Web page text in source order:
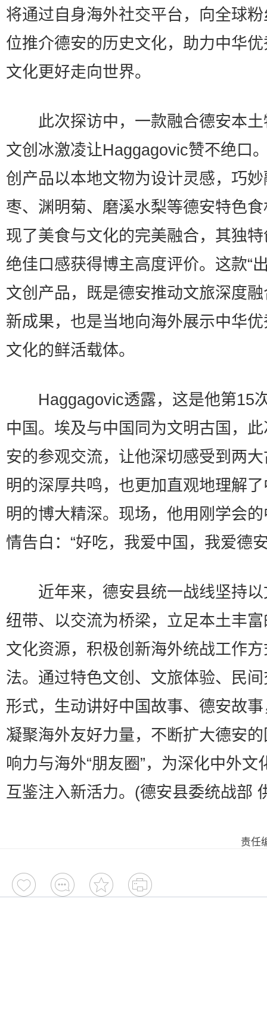
将通过自身海外社交平台，向全球
位推介德安的历史文化，助力中华
文化更好走向世界。
此次探访中，一款融合德安本土
文创冰激凌让Haggagovic赞不绝口
创产品以本地文物为设计灵感，巧
枣、渊明菊、磨溪水梨等德安特色
现了美食与文化的完美融合，其独
绝佳口感获得博主高度评价。这款“
文创产品，既是德安推动文旅深度
新成果，也是当地向海外展示中华
文化的鲜活载体。
Haggagovic透露，这是他第15
中国。埃及与中国同为文明古国，
安的参观交流，让他深切感受到两
明的深厚共鸣，也更加直观地理解
明的博大精深。现场，他用刚学会
情告白：“好吃，我爱中国，我爱德
近年来，德安县统一战线坚持以
纽带、以交流为桥梁，立足本土丰
文化资源，积极创新海外统战工作
法。通过特色文创、文旅体验、民
形式，生动讲好中国故事、德安故
凝聚海外友好力量，不断扩大德安
响力与海外“朋友圈”，为深化中外文
互鉴注入新活力。(德安县委统战部
责任